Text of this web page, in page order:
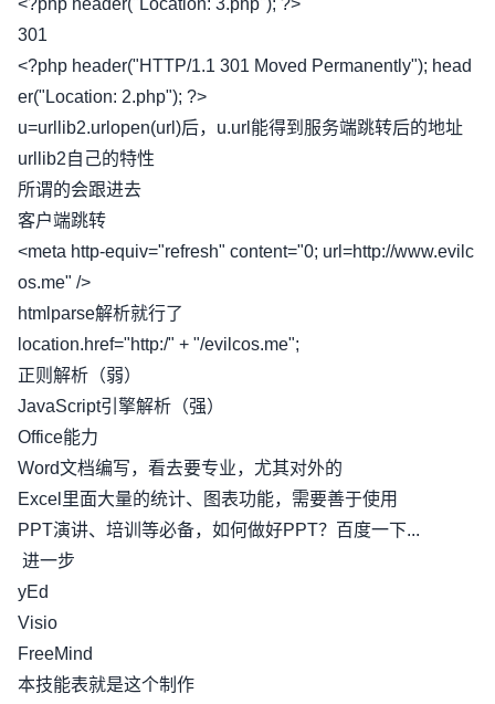
<?php header("Location: 3.php"); ?>
301
<?php header("HTTP/1.1 301 Moved Permanently"); head
er("Location: 2.php"); ?>
u=urllib2.urlopen(url)后，u.url能得到服务端跳转后的地址
urllib2自己的特性
所谓的会跟进去
客户端跳转
<meta http-equiv="refresh" content="0; url=http://www.evilc
os.me" />
htmlparse解析就行了
location.href="http:/" + "/evilcos.me";
正则解析（弱）
JavaScript引擎解析（强）
Office能力
Word文档编写，看去要专业，尤其对外的
Excel里面大量的统计、图表功能，需要善于使用
PPT演讲、培训等必备，如何做好PPT？百度一下...
进一步
yEd
Visio
FreeMind
本技能表就是这个制作